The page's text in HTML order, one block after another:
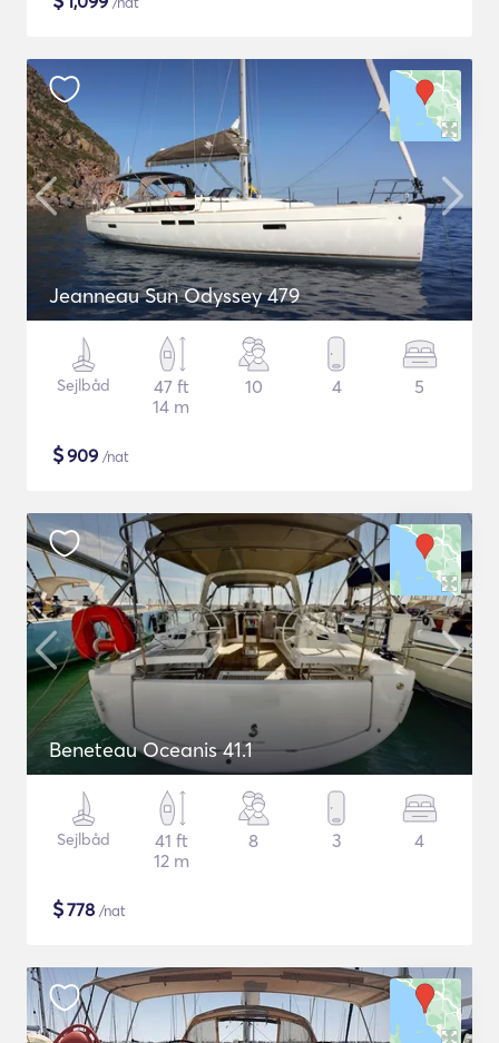
Jeanneau Sun Odyssey 479
Sejlbåd
47 ft
14 m
10 4 5
$909 /nat
Beneteau Oceanis 41.1
Sejlbåd
41 ft
12 m
8 3 4
$778 /nat